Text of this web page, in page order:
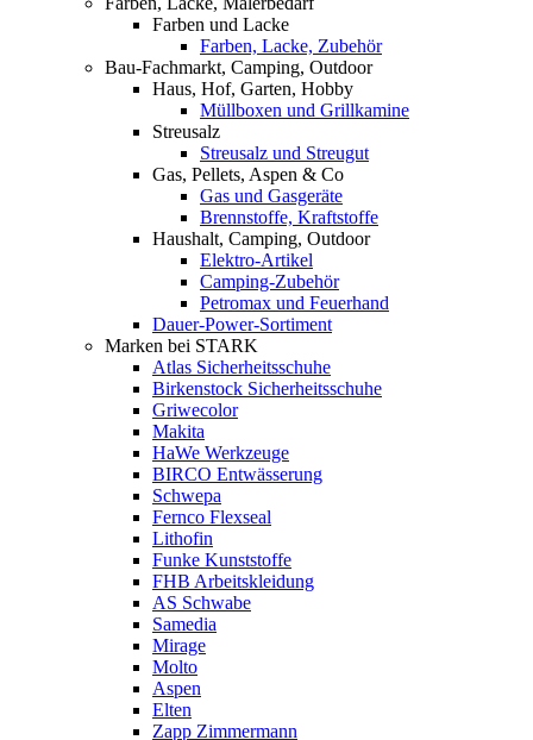
Farben und Lacke
Farben, Lacke, Zubehör
Bau-Fachmarkt, Camping, Outdoor
Haus, Hof, Garten, Hobby
Müllboxen und Grillkamine
Streusalz
Streusalz und Streugut
Gas, Pellets, Aspen & Co
Gas und Gasgeräte
Brennstoffe, Kraftstoffe
Haushalt, Camping, Outdoor
Elektro-Artikel
Camping-Zubehör
Petromax und Feuerhand
Dauer-Power-Sortiment
Marken bei STARK
Atlas Sicherheitsschuhe
Birkenstock Sicherheitsschuhe
Griwecolor
Makita
HaWe Werkzeuge
BIRCO Entwässerung
Schwepa
Fernco Flexseal
Lithofin
Funke Kunststoffe
FHB Arbeitskleidung
AS Schwabe
Samedia
Mirage
Molto
Aspen
Elten
Zapp Zimmermann